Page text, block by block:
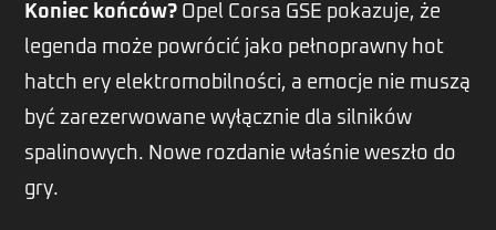
Koniec końców? Opel Corsa GSE pokazuje, że
legenda może powrócić jako pełnoprawny hot
hatch ery elektromobilności, a emocje nie muszą
być zarezerwowane wyłącznie dla silników
spalinowych. Nowe rozdanie właśnie weszło do
gry.